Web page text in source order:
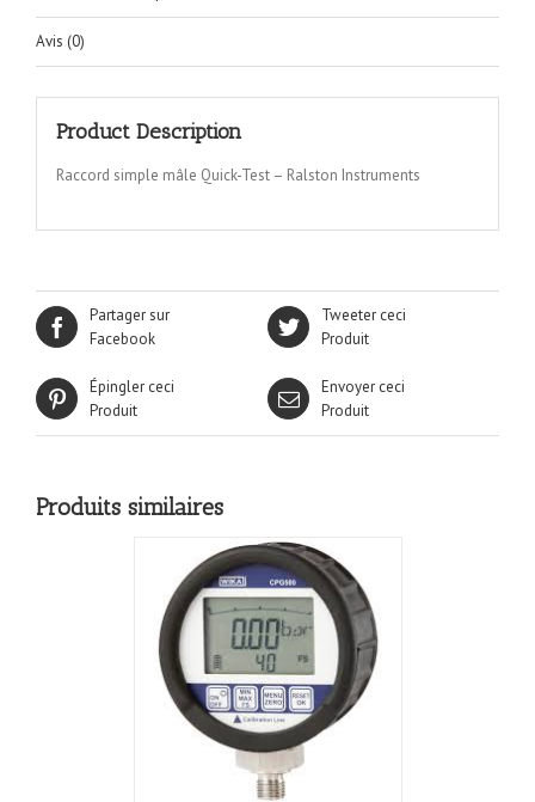
Avis (0)
Product Description
Raccord simple mâle Quick-Test – Ralston Instruments
Partager sur
Facebook
Tweeter ceci
Produit
Épingler ceci
Produit
Envoyer ceci
Produit
Produits similaires